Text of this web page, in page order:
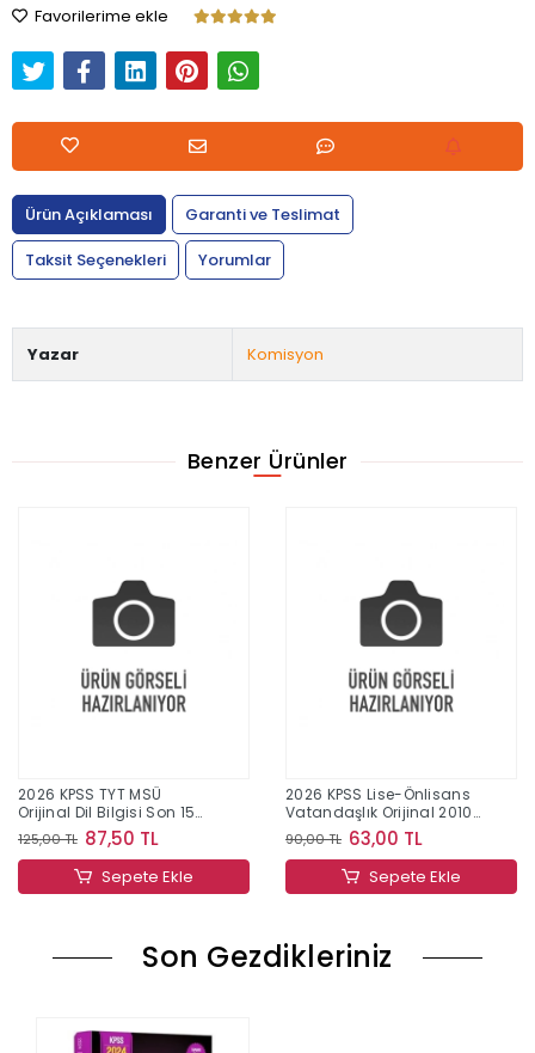
Favorilerime ekle
Ürün Açıklaması
Garanti ve Teslimat
Taksit Seçenekleri
Yorumlar
Yazar Komisyon
Benzer Ürünler
2026 KPSS TYT MSÜ
Orijinal Dil Bilgisi Son 15
Yıl Çıkmış Sorular
125,00 TL 87,50 TL
Sepete Ekle
2026 KPSS Lise-Önlisans
Vatandaşlık Orijinal 2010-
2024 Konu Konu Çıkmış
Sorular
90,00 TL 63,00 TL
Sepete Ekle
Son Gezdikleriniz